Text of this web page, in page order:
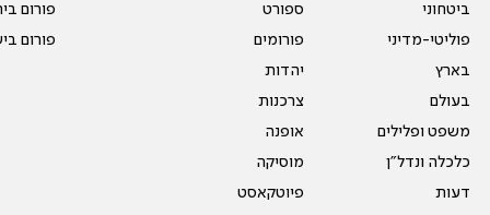
ביטחוני
פוליטי-מדיני
בארץ
בעולם
משפט ופלילים
כלכלה ונדל"ן
דעות
ספורט
פורומים
יהדות
צרכנות
אופנה
מוסיקה
פיוטקאסט
פורום
פורום